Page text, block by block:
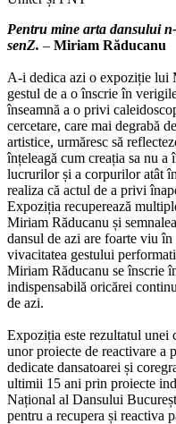
Pentru mine arta dansului
senZ. – Miriam Răducanu
A-i dedica azi o expoziție lui
gestul de a o înscrie în
înseamnă a o privi
cercetare, care mai degrabă
artistice, urmăresc să
înțeleagă cum creația sa nu a
lucrurilor și a corpurilor atât
realiza că actul de a privi
Expoziția recuperează
Miriam Răducanu și
dansul de azi are foarte viu
vivacitatea gestului
Miriam Răducanu se înscrie
indispensabilă oricărei
de azi.
Expoziția este rezultatul unei
unor proiecte de reactivare a
dedicate dansatoarei și
ultimii 15 ani prin proiecte
Național al Dansului
pentru a recupera și reactiva